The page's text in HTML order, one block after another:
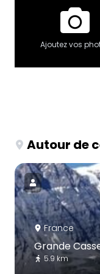
Ajoutez vos
Autour de
France
Grande
5.9 km